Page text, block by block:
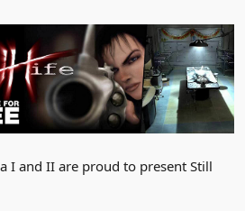
I and II are proud to present Still